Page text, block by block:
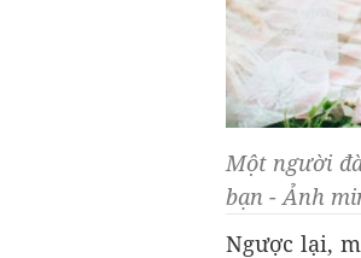
Một người
bạn - Ảnh
Ngược lại,